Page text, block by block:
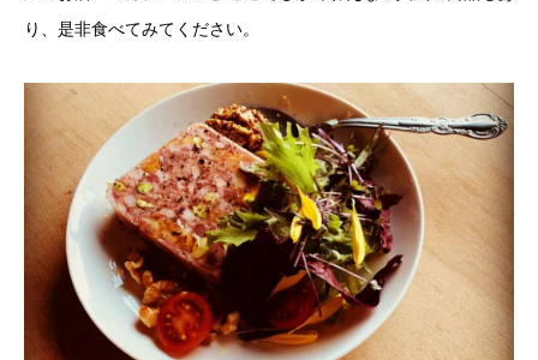
り、是非食べてみてください。